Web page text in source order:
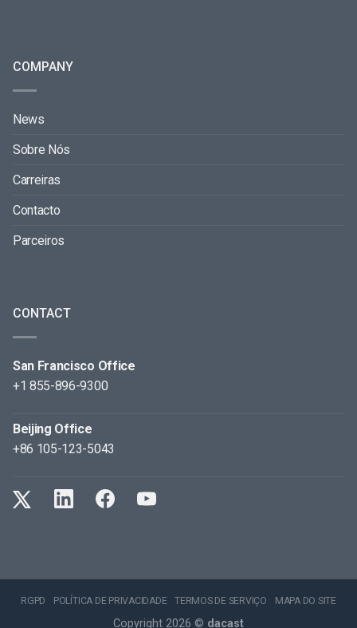
COMPANY
News
Sobre Nós
Carreiras
Contacto
Parceiros
CONTACT
San Francisco Office
+1 855-896-9300
Beijing Office
+86 105-123-5043
RGPD POLÍTICA DE PRIVACIDADE TERMOS DE SERVIÇO MAPA DO SITE
Copyright 2026 © dacast